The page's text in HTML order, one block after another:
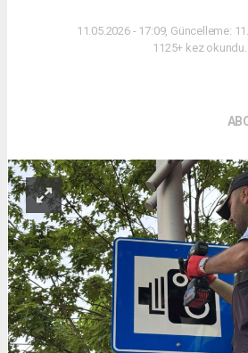
11.05.2026 - 17:09, Güncelleme:
1125+ kez okundu.